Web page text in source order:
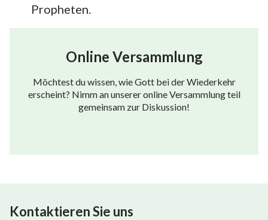
Propheten.
Online Versammlung
Möchtest du wissen, wie Gott bei der Wiederkehr
erscheint? Nimm an unserer online Versammlung teil
gemeinsam zur Diskussion!
Kontaktieren Sie uns